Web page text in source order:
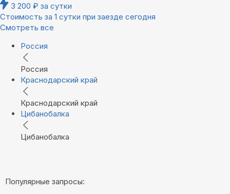
3 200 ₽ за сутки
Стоимость за 1 сутки при заезде сегодня
Смотреть все
Россия
Россия
Краснодарский край
Краснодарский край
Цибанобалка
Цибанобалка
Популярные запросы: